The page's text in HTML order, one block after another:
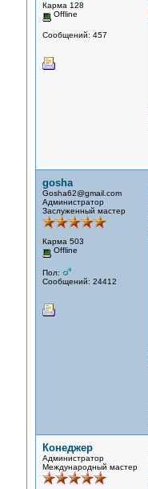
Карма 128
Offline
Сообщений: 457
gosha
Gosha62@gmail.com
Администратор
Заслуженный мастер
Карма 503
Offline
Пол:
Сообщений: 24412
Конеджер
Администратор
Международный мастер